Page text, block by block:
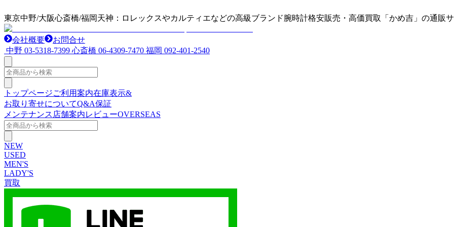
東京中野/大阪心斎橋/福岡天神：ロレックスやカルティエなどの高級ブランド腕時計格安販売・高価買取「かめ吉」の通販
会社概要
お問合せ
中野 03-5318-7399 心斎橋 06-4309-7470 福岡 092-401-2540
トップページご利用案内在庫表示&
お取り寄せについてQ&A保証
メンテナンス 店舗案内レビューOVERSEAS
NEW
USED
MEN'S
LADY'S
買取